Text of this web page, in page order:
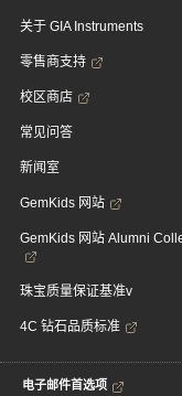
关于 GIA Instruments
零售商支持
校区商店
常见问答
新闻室
GemKids 网站
GemKids 网站 Alumni
珠宝质量保证基准v
4C 钻石品质标准
电子邮件首选项